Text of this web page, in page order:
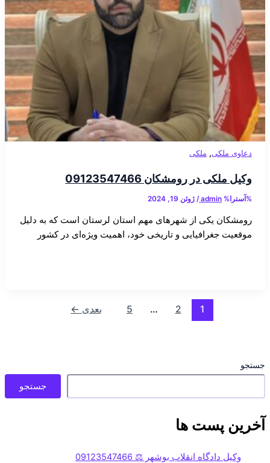
دعاوی ملکی, ملکی
وکیل ملکی در رومشکان 09123547466
%آسترا% admin
/ ژوئن 19, 2024
رومشکان یکی از شهرهای مهم استان لرستان است که به دلیل
موقعیت جغرافیایی و تاریخی خود، اهمیت ویژه‌ای در کشور
1
2
…
5 بعدی ←
جستجو
جستجو
آخرین پست ها
وکیل دادگاه انقلاب بوشهر ⚖️ 09123547466